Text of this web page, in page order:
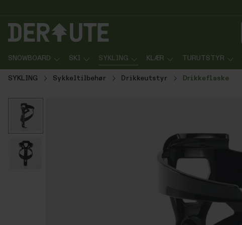
SNOWBOARD SKI SYKLING KLÆR TURUTSTYR
SYKLING Sykkeltilbehør Drikkeutstyr Drikkeflaske
Hopp over bildegalleri